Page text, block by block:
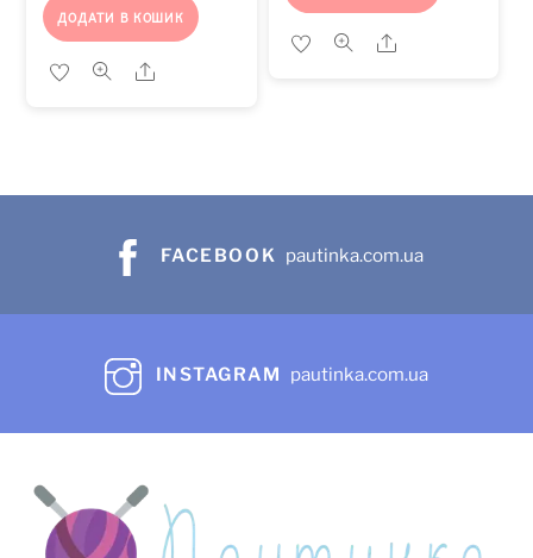
ДОДАТИ В КОШИК
Share
Share
FACEBOOK pautinka.com.ua
INSTAGRAM pautinka.com.ua